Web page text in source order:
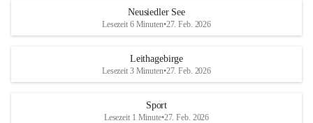
S
und den daraus folgenden wirtschaftlichen
Maßnahmen zur Bekämpfung
Rebe und der Amerikanischen
r
S
Neusiedler See
Lesezeit 6 Minuten•27. Feb. 2026
Leithagebirge
Lesezeit 3 Minuten•27. Feb. 2026
Sport
Lesezeit 1 Minute•27. Feb. 2026